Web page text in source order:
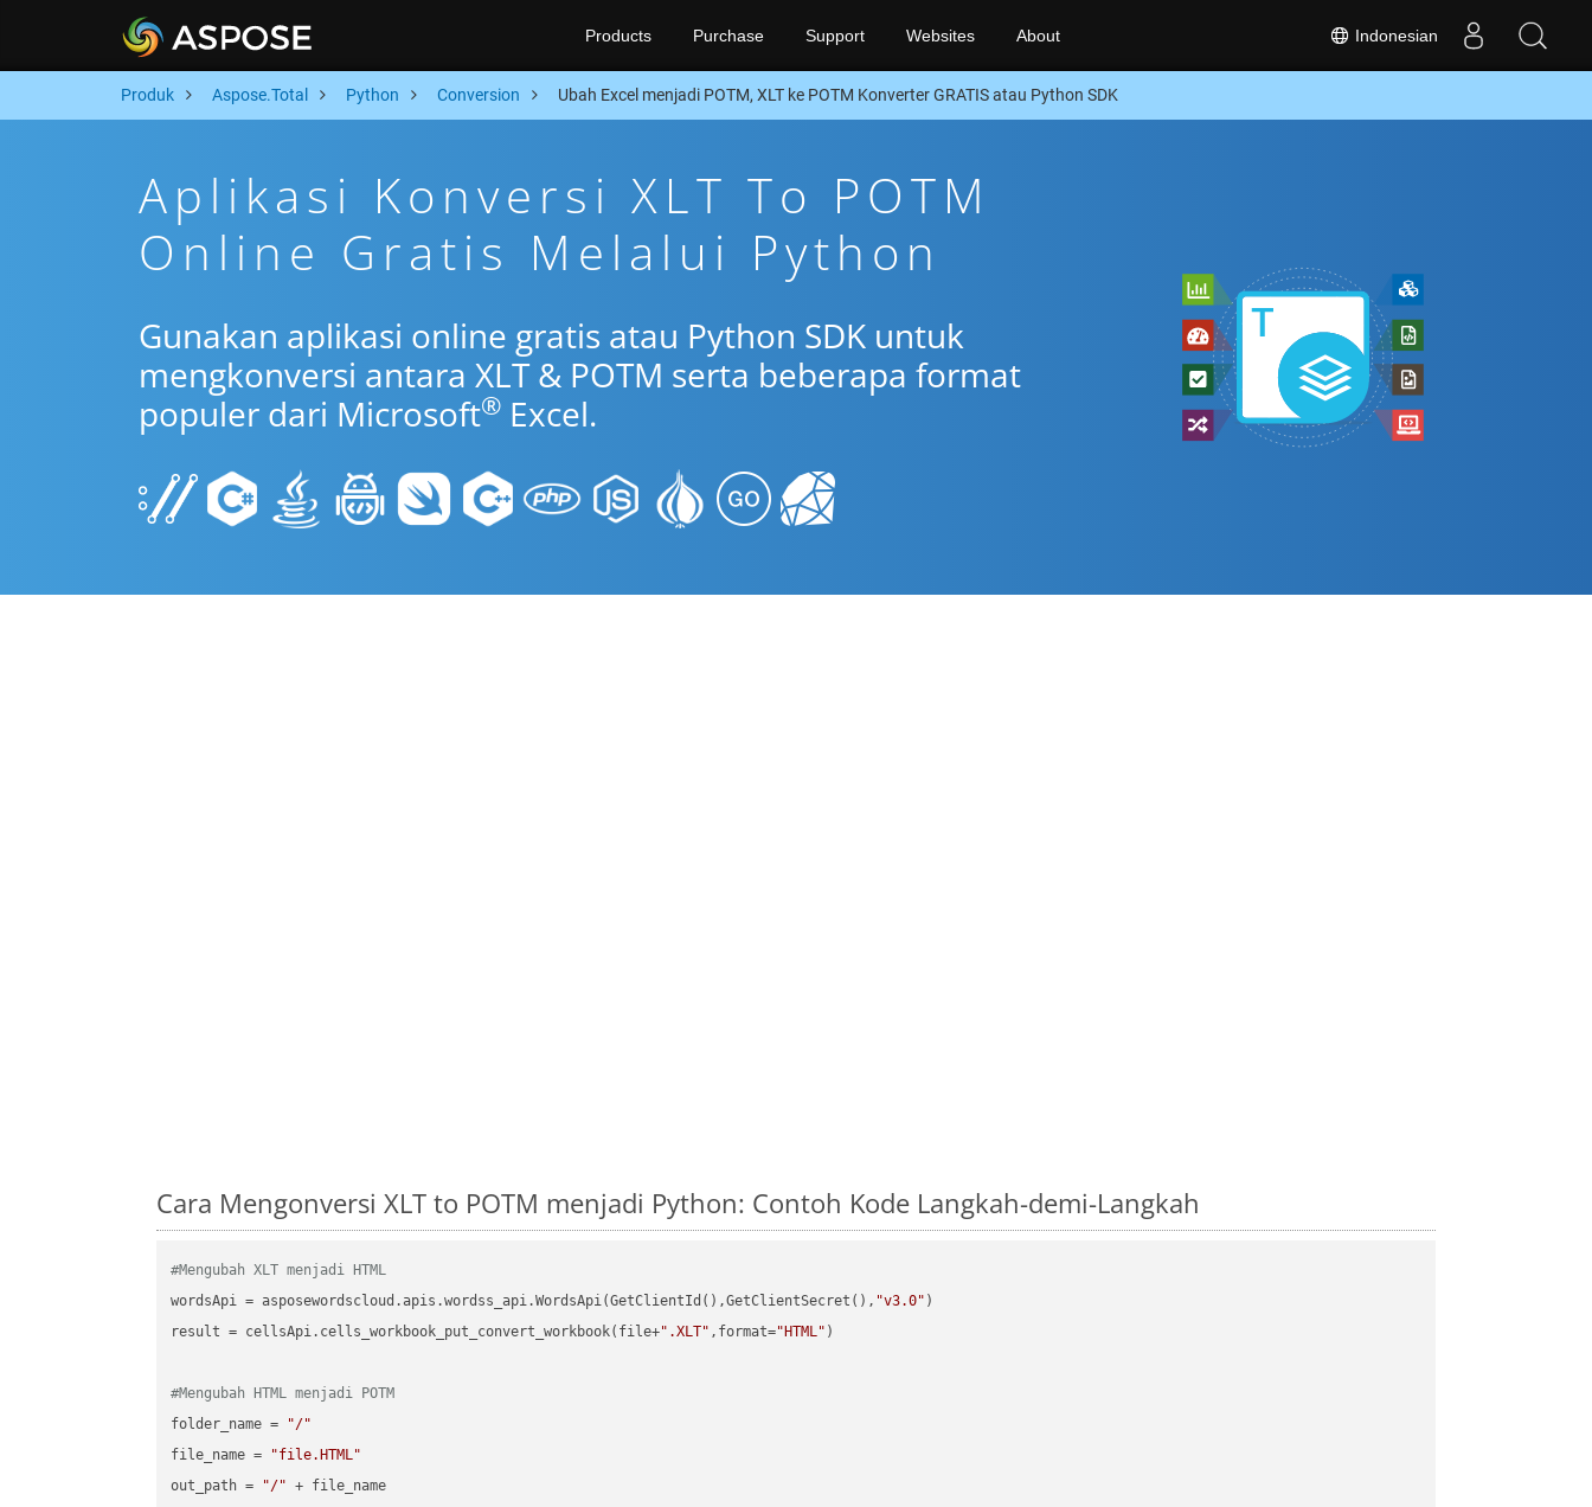
Indonesian
Products Purchase Support Websites About
Produk Aspose.Total Python Conversion Ubah Excel menjadi POTM, XLT ke POTM Konverter GRATIS atau Python SDK
Aplikasi Konversi XLT To POTM
Online Gratis Melalui Python
Gunakan aplikasi online gratis atau Python SDK untuk
mengkonversi antara XLT & POTM serta beberapa format
populer dari Microsoft® Excel.
Cara Mengonversi XLT to POTM menjadi Python: Contoh Kode Langkah-demi-Langkah
#Mengubah XLT menjadi HTML
wordsApi = asposewordscloud.apis.wordss_api.WordsApi(GetClientId(),GetClientSecret(), "v3.0" )
result = cellsApi.cells_workbook_put_convert_workbook(file+".XLT" ,format="HTML" )
#Mengubah HTML menjadi POTM
folder_name =
"/"
file_name =
"file.HTML"
out_path =
"/" + file_name